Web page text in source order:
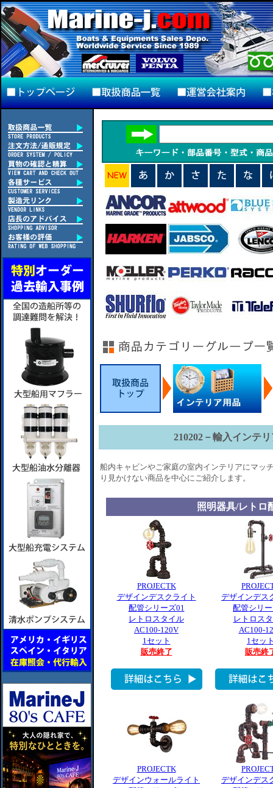
210202－輸入インテ
船内キャビンやご家庭の室内インテリアにマッ
り見かけない商品を中心にご紹介します。
照明器具/レトロ
PROJECTK
デザインデスクライト
配管シリーズ01
レトロスタイル
AC100-120V
1セット
販売終了
デザインデス
配管シリ
レトロス
AC100-
1セッ
販売終
PROJECTK
デザインウォールライト
デザインデス